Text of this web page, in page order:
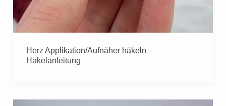
Herz Applikation/Aufnäher häkeln –
Häkelanleitung